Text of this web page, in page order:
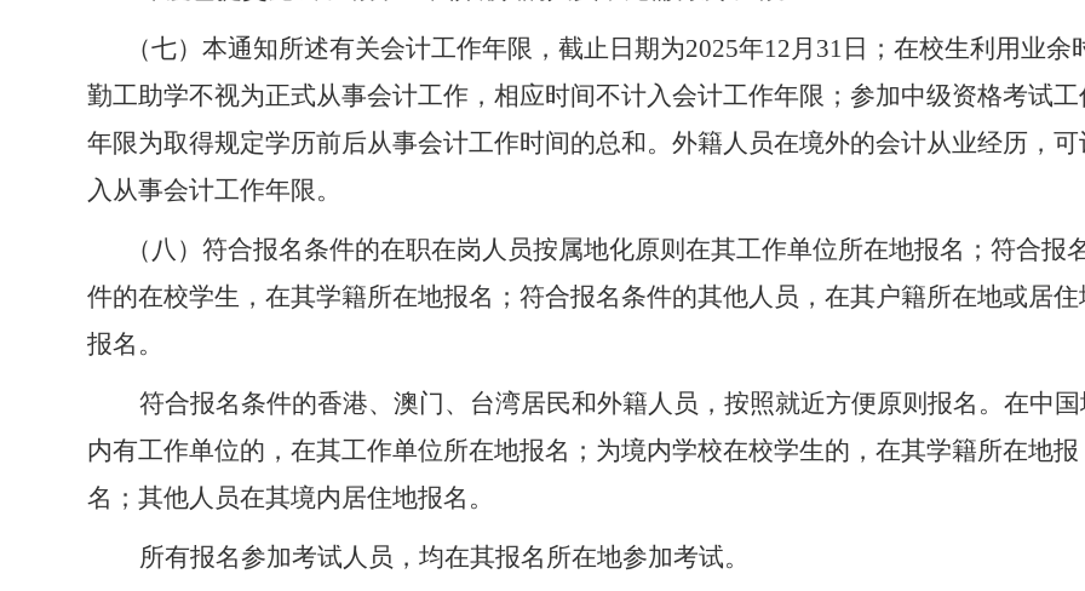
（七） 本通知所述有关会计工作年限，截止日期为2025年12 月 31 日；在校生利用业余
勤工助学不视为正式从事会计工作，相应时间不计入会计工作年限；参加中级资格考试工
年限为取得规定学历前后从事会计工作时间的总和。 外籍人员在境外的会计从业经历，可
入从事会计工作年限。
（ 八 ） 符合报名条件的在职在岗人员按属地化原则在其工作单位所在地报名；符合报
件的在校学生，在其学籍所在地报名；符合报名条件的其他人员，在其户籍所在地或居住
报名。
符合报名条件的香港、澳门、 台湾居民和外籍人员 ，按照就近方便原则报名。 在中
内有工作单位的 ， 在其工作单位所在地报名；为境内学校在校学生的 ， 在其学籍所在地报
名 ；其他人员在其境内居住地报名 。
所有报名参加考试人员，均在其报名所在地参加考试。